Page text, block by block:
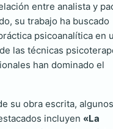
entre analista y
su trabajo ha buscado
psicoanalítica en
las técnicas
han dominado el
su obra escrita,
incluyen «La